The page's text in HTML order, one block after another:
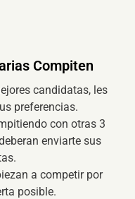
Compiten
candidatas, les
preferencias.
con otras 3
enviarte sus
a competir por
posible.